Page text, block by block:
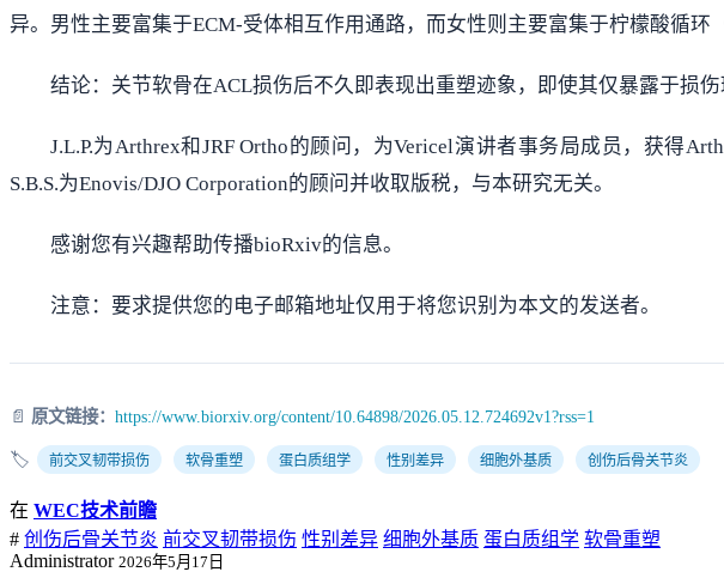
异。男性主要富集于ECM-受体相互作用通路，而女性则主要富集于柠檬酸循环
结论：关节软骨在ACL损伤后不久即表现出重塑迹象，即使其仅暴露于损
J.L.P.为Arthrex和JRF Ortho的顾问，为Vericel演讲者事务局成员，获得
S.B.S.为Enovis/DJO Corporation的顾问并收取版税，与本研究无关。
感谢您有兴趣帮助传播bioRxiv的信息。
注意：要求提供您的电子邮箱地址仅用于将您识别为本文的发送者。
📄 原文链接： https://www.biorxiv.org/content/10.64898/2026.05.12.724692v1?rss=1
🏷️ 前交叉韧带损伤 软骨重塑 蛋白质组学 性别差异 细胞外基质 创伤后骨关节炎
在 WEC技术前瞻
# 创伤后骨关节炎 前交叉韧带损伤 性别差异 细胞外基质 蛋白质组学 软骨重塑
Administrator 2026年5月17日